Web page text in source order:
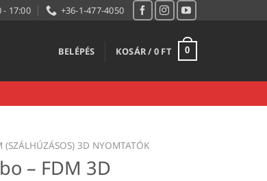
- 17:00 +36-1-477-4050
BELÉPÉS KOSÁR / 0 FT 0
(SZÁLHÚZÁSOS) 3D NYOMTATÓK
– FDM 3D